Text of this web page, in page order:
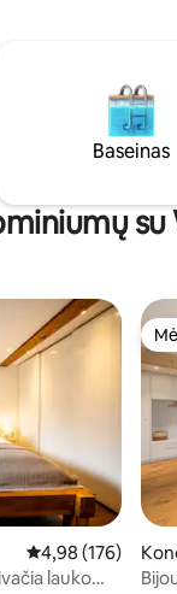
Baseinas
su
138
Vidutinis
4,98 (176)
lauko